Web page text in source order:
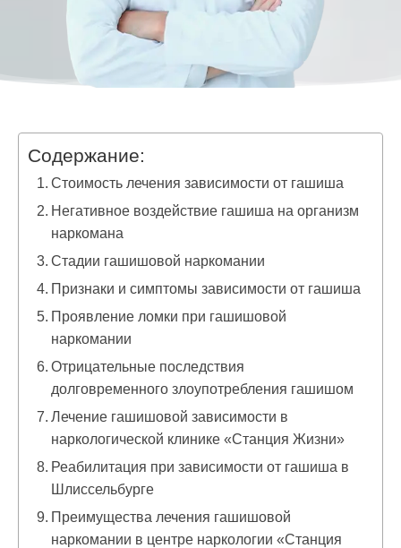
Содержание:
Стоимость лечения зависимости от гашиша
Негативное воздействие гашиша на организм
наркомана
Стадии гашишовой наркомании
Признаки и симптомы зависимости от гашиша
Проявление ломки при гашишовой
наркомании
Отрицательные последствия
долговременного злоупотребления гашишом
Лечение гашишовой зависимости в
наркологической клинике «Станция Жизни»
Реабилитация при зависимости от гашиша в
Шлиссельбурге
Преимущества лечения гашишовой
наркомании в центре наркологии «Станция